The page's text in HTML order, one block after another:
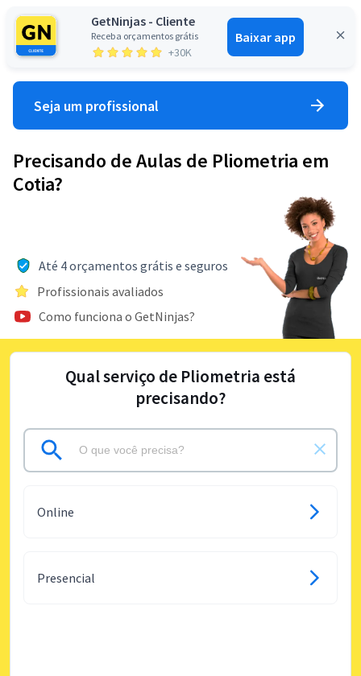
GetNinjas - Cliente
Receba orçamentos grátis
+30K
Baixar app
Entrar
Seja um profissional
Precisando de Aulas de Pliometria em
Cotia?
Até 4 orçamentos grátis e seguros
Profissionais avaliados
Como funciona o GetNinjas?
Qual serviço de Pliometria está
precisando?
Online
Presencial